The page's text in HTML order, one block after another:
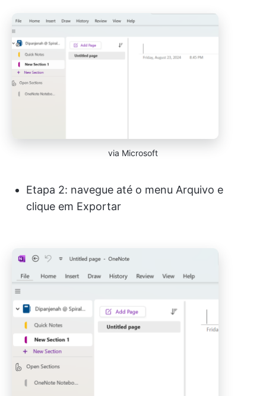
via Microsoft
Etapa 2: navegue até o menu Arquivo e
clique em Exportar